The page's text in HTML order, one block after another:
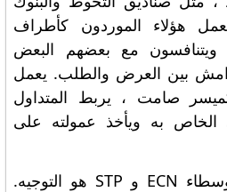
هؤلاء الموردون كأطراف
مع بعضهم البعض
بين العرض والطلب. يعمل
صامت ، يربط المتداول
الخاص به ويأخذ عمولته على
الاختلاف الرئيسي بين وسطاء ECN و STP هو التوجيه.